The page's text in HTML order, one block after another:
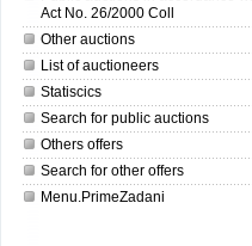
Act No. 26/2000 Coll
Other auctions
List of auctioneers
Statiscics
Search for public auctions
Others offers
Search for other offers
Menu.PrimeZadani